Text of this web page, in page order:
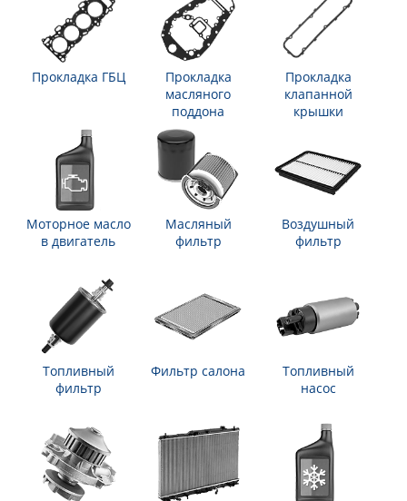
Прокладка ГБЦ
Прокладка
масляного
поддона
Прокладка
клапанной
крышки
Моторное масло
в двигатель
Масляный
фильтр
Воздушный
фильтр
Топливный
фильтр
Фильтр салона
Топливный
насос